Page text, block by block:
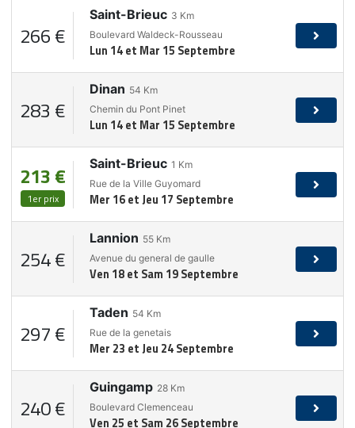
266 €
Saint-Brieuc 3 Km
Boulevard Waldeck-Rousseau
Lun 14 et Mar 15 Septembre
283 €
Dinan 54 Km
Chemin du Pont Pinet
Lun 14 et Mar 15 Septembre
213 €
1er prix
Saint-Brieuc 1 Km
Rue de la Ville Guyomard
Mer 16 et Jeu 17 Septembre
254 €
Lannion 55 Km
Avenue du general de gaulle
Ven 18 et Sam 19 Septembre
297 €
Taden 54 Km
Rue de la genetais
Mer 23 et Jeu 24 Septembre
240 €
Guingamp 28 Km
Boulevard Clemenceau
Ven 25 et Sam 26 Septembre